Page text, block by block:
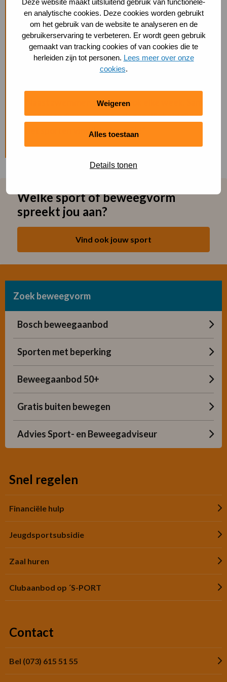
Deze website maakt uitsluitend gebruik van functionele-
en analytische cookies. Deze cookies worden gebruikt
om het gebruik van de website te analyseren en de
gebruikerservaring te verbeteren. Er wordt geen gebruik
gemaakt van tracking cookies of van cookies die te
herleiden zijn tot personen. Lees meer over onze
cookies.
Weigeren
Alles toestaan
Details tonen
weer is, en anders in het zwembad. Meestal ga ik
alleen, op momenten die mij uitkomen. Rugslag en
borstcrawl zijn fijn. Schoolslag lukt helaas niet
door mijn knieën. Vlinderslag vind ik mooi, maar
wel zwaar. Ik zwem nu gewoon omdat ik me er
Naast zwemmen tennis ik ook elke week. Samen
met vriendinnen, want ook gezelligheid tijdens
het sporten vind ik belangrijk!”
Welke sport of beweegvorm
spreekt jou aan?
Vind ook jouw sport
Zoek beweegvorm
Bosch beweegaanbod
Sporten met beperking
Beweegaanbod 50+
Gratis buiten bewegen
Advies Sport- en Beweegadviseur
Snel regelen
Financiële hulp
Jeugdsportsubsidie
Zaal huren
Clubaanbod op ´S-PORT
Contact
Bel (073) 615 51 55